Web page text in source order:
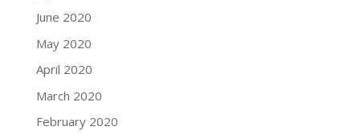
June 2020
May 2020
April 2020
March 2020
February 2020